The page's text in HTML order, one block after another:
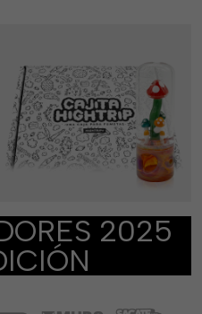
2025